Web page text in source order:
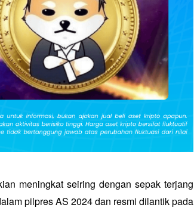
meningkat seiring dengan sepak terjang
pilpres AS 2024 dan resmi dilantik pada